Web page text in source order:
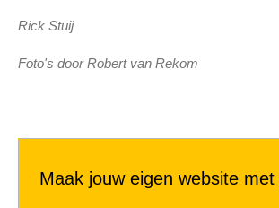
Rick Stuij
Foto's door Robert van Rekom
Maak jouw eigen website met